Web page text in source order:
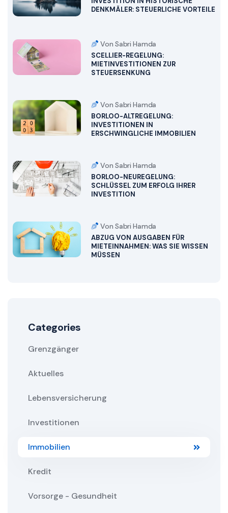
DENKMÄLER: STEUERLICHE VORTEILE
Von Sabri Hamda
SCELLIER-REGELUNG:
MIETINVESTITIONEN ZUR
STEUERSENKUNG
Von Sabri Hamda
BORLOO-ALTREGELUNG:
INVESTITIONEN IN
ERSCHWINGLICHE IMMOBILIEN
Von Sabri Hamda
BORLOO-NEUREGELUNG:
SCHLÜSSEL ZUM ERFOLG IHRER
INVESTITION
Von Sabri Hamda
ABZUG VON AUSGABEN FÜR
MIETEINNAHMEN: WAS SIE WISSEN
MÜSSEN
Categories
Grenzgänger
Aktuelles
Lebensversicherung
Investitionen
Immobilien
Kredit
Vorsorge - Gesundheit